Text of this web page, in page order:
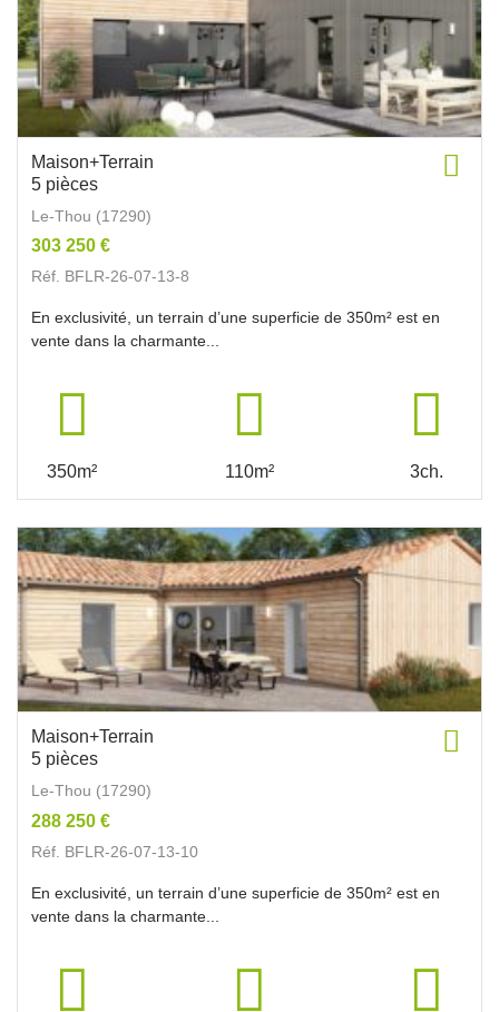
Maison+Terrain
5 pièces
Le-Thou (17290)
303 250 €
Réf. BFLR-26-07-13-8
En exclusivité, un terrain d’une superficie de 350m² est en
vente dans la charmante...
350m² 110m² 3ch.
Maison+Terrain
5 pièces
Le-Thou (17290)
288 250 €
Réf. BFLR-26-07-13-10
En exclusivité, un terrain d’une superficie de 350m² est en
vente dans la charmante...